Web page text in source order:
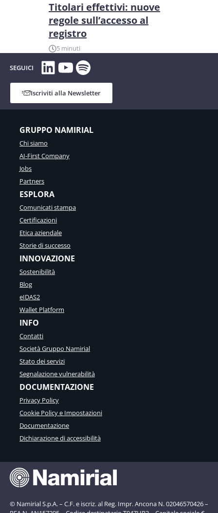
Titolari effettivi: nuove
regole sull’accesso al
registro
5 minuti
SEGUICI LinkedIn
YouTube
Spotify
Iscriviti alla Newsletter
GRUPPO NAMIRIAL
Chi siamo
AI-First Company
Jobs
Partners
ESPLORA
Comunicati stampa
Certificazioni
Etica aziendale
Storie di successo
INNOVAZIONE
Sostenibilità
Blog
eIDAS2
Wallet Platform
INFO
Contatti
Società Gruppo Namirial
Stato dei servizi
Segnalazione vulnerabilità
DOCUMENTAZIONE
Privacy Policy
Cookie Policy e Impostazioni
Documentazione
Dichiarazione di accessibilità
© Namirial S.p.A. – C.F. e iscriz. al Reg. Impr. Ancona N. 02046570426 –